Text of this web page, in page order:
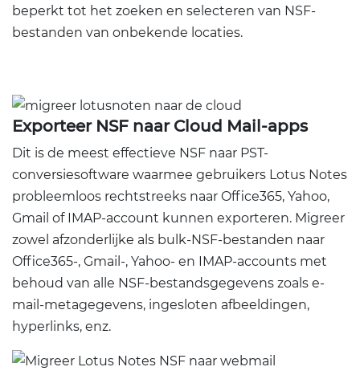
beperkt tot het zoeken en selecteren van NSF-
bestanden van onbekende locaties.
Exporteer NSF naar Cloud Mail-apps
Dit is de meest effectieve NSF naar PST-
conversiesoftware waarmee gebruikers Lotus Notes
probleemloos rechtstreeks naar Office365, Yahoo,
Gmail of IMAP-account kunnen exporteren. Migreer
zowel afzonderlijke als bulk-NSF-bestanden naar
Office365-, Gmail-, Yahoo- en IMAP-accounts met
behoud van alle NSF-bestandsgegevens zoals e-
mail-metagegevens, ingesloten afbeeldingen,
hyperlinks, enz.